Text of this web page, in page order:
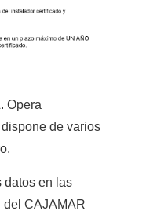
Opera
dispone de varios
.
datos en las
del CAJAMAR